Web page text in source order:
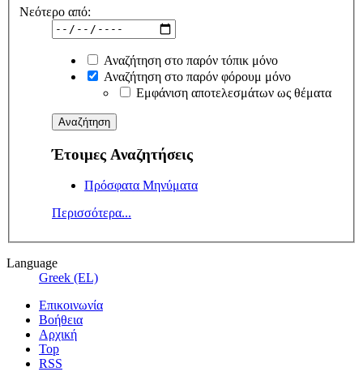
Νεότερο από:
Αναζήτηση στο παρόν τόπικ μόνο
Αναζήτηση στο παρόν φόρουμ μόνο
Εμφάνιση αποτελεσμάτων ως θέματα
Έτοιμες Αναζητήσεις
Πρόσφατα Μηνύματα
Περισσότερα...
Language
Greek (EL)
Επικοινωνία
Βοήθεια
Αρχική
Top
RSS